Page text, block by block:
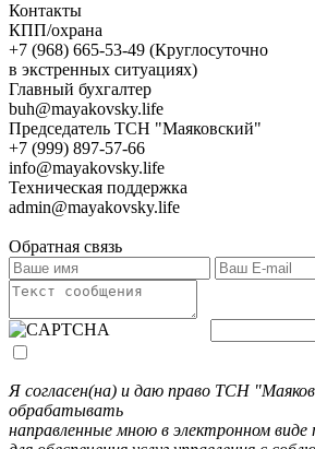
Контакты
КПП/охрана
+7 (968) 665-53-49 (Круглосуточно
в экстренных ситуациях)
Главный бухгалтер
buh@mayakovsky.life
Председатель ТСН "Маяковский"
+7 (999) 897-57-66
info@mayakovsky.life
Техническая поддержка
admin@mayakovsky.life
Обратная связь
Я согласен(на) и даю право ТСН
обрабатывать
направленные мною в электронном виде